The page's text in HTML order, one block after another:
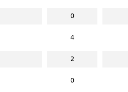
0
4
2
0